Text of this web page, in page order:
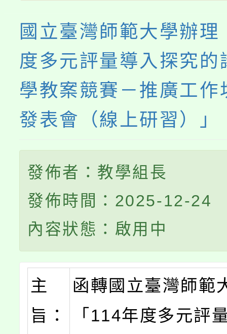
心理、諮商輔導、社會
系所師生報名參加。
國立臺灣師範大學辦
度多元評量導入探究的
學教案競賽－推廣工作
發表會（線上研習）」
發佈者：教學組長
發佈時間：2025-12-24
內容狀態：啟用中
主
旨：
函轉國立臺灣師範
「114年度多元評